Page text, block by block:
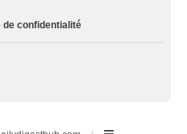
de confidentialité